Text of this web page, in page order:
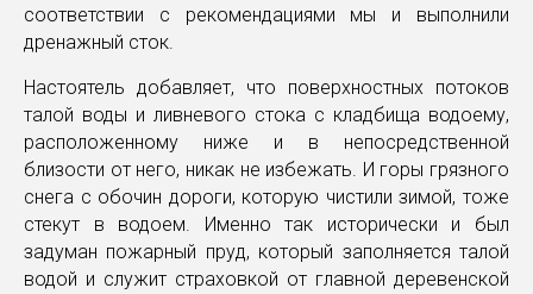
соответствии с рекомендациями мы и выполнили
дренажный сток.
Настоятель добавляет, что поверхностных потоков
талой воды и ливневого стока с кладбища водоему,
расположенному ниже и в непосредственной
близости от него, никак не избежать. И горы грязного
снега с обочин дороги, которую чистили зимой, тоже
стекут в водоем. Именно так исторически и был
задуман пожарный пруд, который заполняется талой
водой и служит страховкой от главной деревенской